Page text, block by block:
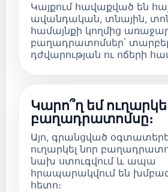
Կայքում հավաքված են
ավանդական, տնային,
համայնքի կողմից
բաղադրատոմսեր՝
դժվարության ու ոճերի
Կարո՞ղ եմ
բաղադրատոմսը։
Այո, գրանցված
ուղարկել նոր
նախ ստուգվում և ապա
հրապարակվում են
հետո։